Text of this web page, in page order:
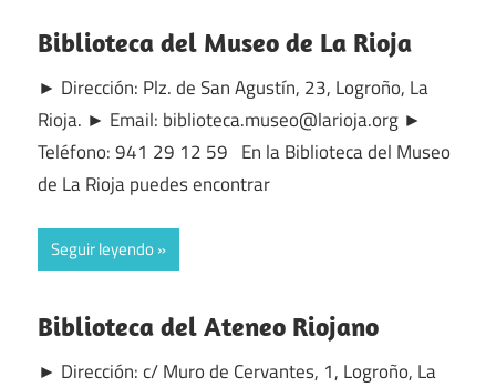
Biblioteca del Museo de La Rioja
► Dirección: Plz. de San Agustín, 23, Logroño, La
Rioja. ► Email: biblioteca.museo@larioja.org ►
Teléfono: 941 29 12 59 En la Biblioteca del Museo
de La Rioja puedes encontrar
Seguir leyendo
Biblioteca del Ateneo Riojano
► Dirección: c/ Muro de Cervantes, 1, Logroño, La